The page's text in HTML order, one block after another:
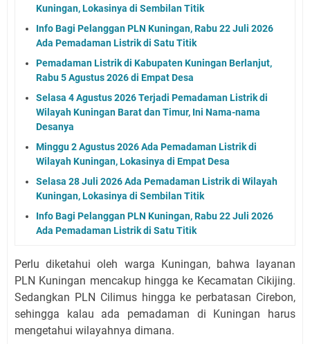
Kuningan, Lokasinya di Sembilan Titik
Info Bagi Pelanggan PLN Kuningan, Rabu 22 Juli 2026
Ada Pemadaman Listrik di Satu Titik
Pemadaman Listrik di Kabupaten Kuningan Berlanjut,
Rabu 5 Agustus 2026 di Empat Desa
Selasa 4 Agustus 2026 Terjadi Pemadaman Listrik di
Wilayah Kuningan Barat dan Timur, Ini Nama-nama
Desanya
Minggu 2 Agustus 2026 Ada Pemadaman Listrik di
Wilayah Kuningan, Lokasinya di Empat Desa
Selasa 28 Juli 2026 Ada Pemadaman Listrik di Wilayah
Kuningan, Lokasinya di Sembilan Titik
Info Bagi Pelanggan PLN Kuningan, Rabu 22 Juli 2026
Ada Pemadaman Listrik di Satu Titik
Perlu diketahui oleh warga Kuningan, bahwa layanan
PLN Kuningan mencakup hingga ke Kecamatan Cikijing.
Sedangkan PLN Cilimus hingga ke perbatasan Cirebon,
sehingga kalau ada pemadaman di Kuningan harus
mengetahui wilayahnya dimana.